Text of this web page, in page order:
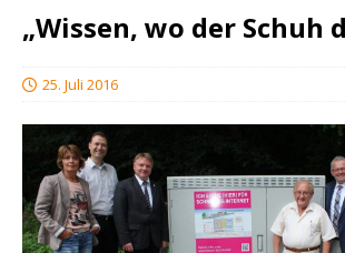
„Wissen, wo der Schuh
25. Juli 2016